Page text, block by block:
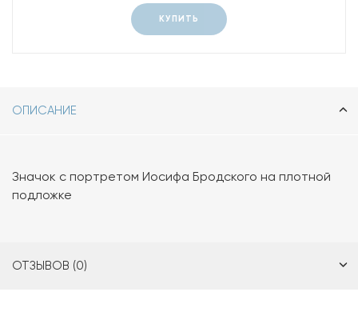
КУПИТЬ
ОПИСАНИЕ
Значок с портретом Иосифа Бродского на плотной
подложке
ОТЗЫВОВ (0)